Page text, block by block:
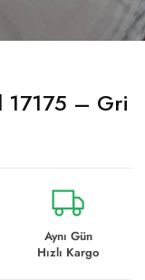
17175 – Gri
Aynı Gün
Hızlı Kargo